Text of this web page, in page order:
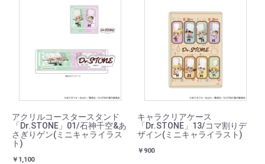
アクリルコースタースタンド
「Dr.STONE」01/石神千空&あ
さぎりゲン(ミニキャライラス
ト)
￥1,100
キャラクリアケース
「Dr.STONE」13/コマ割りデ
ザイン(ミニキャライラスト)
￥900